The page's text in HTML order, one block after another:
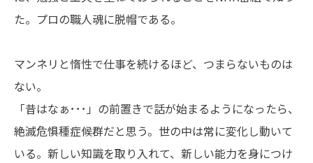
た。プロの職人魂に脱帽である。
マンネリと惰性で仕事を続けるほど、つまらないものは
ない。
「昔はなぁ･･･」の前置きで話が始まるようになったら、
絶滅危惧種症候群だと思う。世の中は常に変化し動いて
いる。新しい知識を取り入れて、新しい能力を身につけ